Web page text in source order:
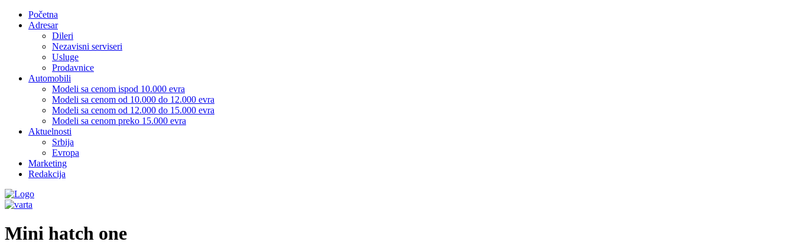
Početna
Adresar
Dileri
Nezavisni serviseri
Usluge
Prodavnice
Automobili
Modeli sa cenom ispod 10.000 evra
Modeli sa cenom od 10.000 do 12.000 evra
Modeli sa cenom od 12.000 do 15.000 evra
Modeli sa cenom preko 15.000 evra
Aktuelnosti
Srbija
Evropa
Marketing
Redakcija
Mini hatch one